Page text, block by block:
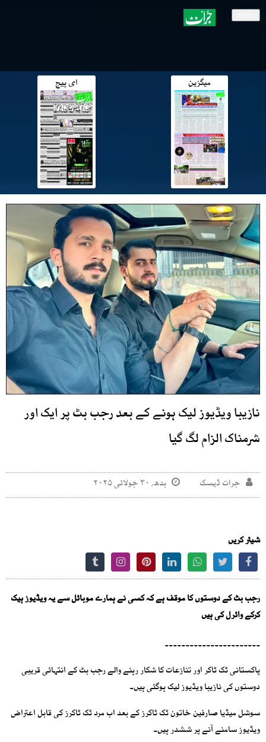
میگزین ای پیج
نازیبا ویڈیوز لیک ہونے کے بعد رجب بٹ پر ایک اور
شرمناک الزام لگ گیا
جرات ڈیسک بدھ, ۳۰ جولائی ۲۰۲۵
شیئر کریں
رجب بٹ کے دوستوں کا موقف ہے کہ کسی نے ہمارے موبائل سے یہ ویڈیوز ہیک
کرکے وائرل کی ہیں
۔۔۔۔۔۔۔۔۔۔۔۔۔۔۔۔۔۔۔۔۔۔۔
پاکستانی ٹک ٹاکر اور تنازعات کا شکار رہنے والے رجب بٹ کے انتہائی قریبی
دوستوں کی نازیبا ویڈیوز لیک ہوگئی ہیں۔
سوشل میڈیا صارفین خاتون ٹک ٹاکرز کے بعد اب مرد ٹک ٹاکرز کی قابل اعتراض
ویڈیوز سامنے آنے پر ششدر ہیں۔